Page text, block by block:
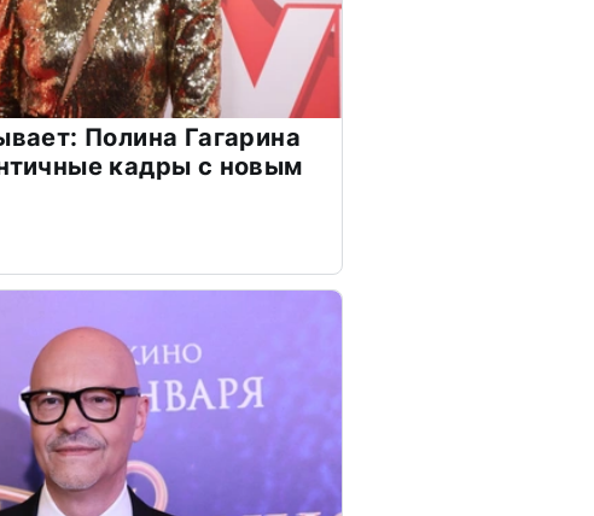
Полина Гагарина
кадры с новым